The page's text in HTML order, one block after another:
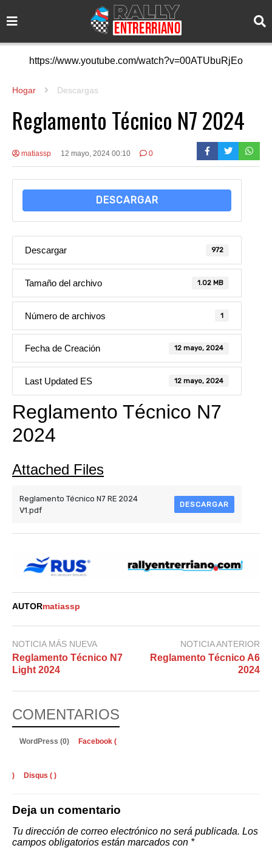
https://www.youtube.com/watch?v=00ATUbuRjEo
Hogar Descargas
Reglamento Técnico N7 2024
matiassp 12 mayo, 2024 00:10 0
DESCARGAR
Descargar 972
Tamaño del archivo 1.02 MB
Número de archivos 1
Fecha de Creación 12 mayo, 2024
Last Updated ES 12 mayo, 2024
Reglamento Técnico N7
2024
Attached Files
Reglamento Técnico N7 RE 2024
V1.pdf
DESCARGAR
AUTORmatiassp
NOTICIA MÁS NUEVA
Reglamento Técnico N7
Light 2024
NOTICIA ANTERIOR
Reglamento Técnico A6
2024
COMENTARIOS
WordPress (0) Facebook (
) Disqus ( )
Deja un comentario
Tu dirección de correo electrónico no será publicada. Los
campos obligatorios están marcados con *